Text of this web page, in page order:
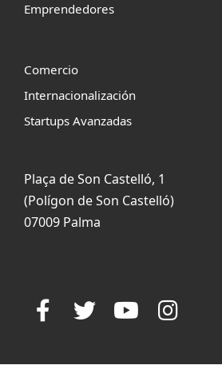
Emprendedores
Comercio
Internacionalización
Startups Avanzadas
Plaça de Son Castelló, 1
(Polígon de Son Castelló)
07009 Palma